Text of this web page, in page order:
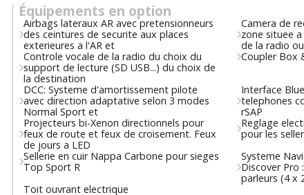
Équipements en option
Airbags lateraux AR avec pretensionneurs
des ceintures de securite aux places
exterieures a l'AR et
Camera de
zone situee a
de la radio ou
Controle vocale de la radio du choix du
support de lecture (SD USB...) du choix de
la destination
Coupler Box
DCC: Systeme d'amortissement pilote
avec direction adaptative selon 3 modes
Normal Sport et
Interface
telephones
rSAP
Projecteurs bi-Xenon directionnels pour
feux de route et feux de croisement. Feux
de jours a LED
Reglage
pour les
Sellerie en cuir Nappa Carbone pour sieges
Top Sport R
Systeme
Discover Pro
parleurs (4 x
Toit ouvrant electrique